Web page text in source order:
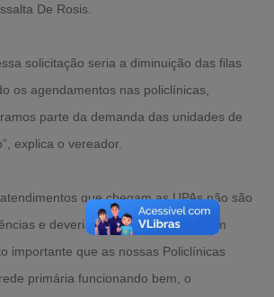
De Rosis.
solicitação seria a diminuição das filas
os agendamentos nas policlínicas,
parte da demanda das unidades de
explica o vereador.
que chegam as UPAs não são
e deveriam ser atendimentos em
importante que as nossas Policlínicas
primária funcionando bem, o